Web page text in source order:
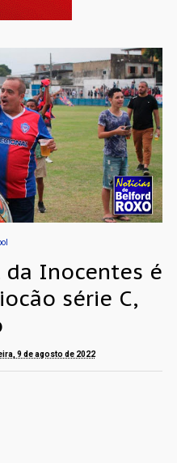
Inocentes é
série C,
9 de agosto de 2022